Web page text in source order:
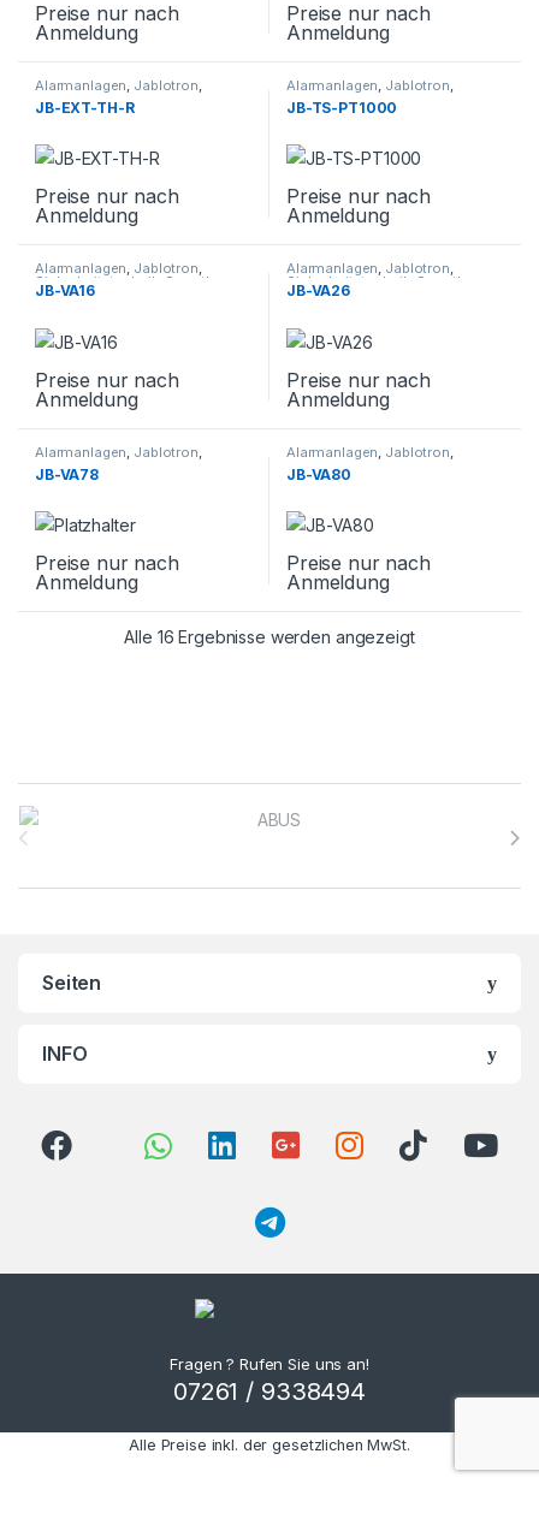
Preise nur nach
Anmeldung
Preise nur nach
Anmeldung
Alarmanlagen, Jablotron,
Sicherheitstechnik
JB-EXT-TH-R
Preise nur nach
Anmeldung
Alarmanlagen, Jablotron,
Sicherheitstechnik
Zubehör
JB-TS-PT1000
Preise nur nach
Anmeldung
Alarmanlagen, Jablotron,
Sicherheitstechnik Smarthome
Zubehör
JB-VA16
Preise nur nach
Anmeldung
Alarmanlagen, Jablotron,
Sicherheitstechnik Smarthome
Zubehör
JB-VA26
Preise nur nach
Anmeldung
Alarmanlagen, Jablotron,
Sicherheitstechnik Smarthome
JB-VA78
Preise nur nach
Anmeldung
Alarmanlagen, Jablotron,
Sicherheitstechnik Smarthome
Zubehör
JB-VA80
Preise nur nach
Anmeldung
Alle 16 Ergebnisse werden angezeigt
Brands Carousel
Seiten
INFO
Fragen ? Rufen Sie uns an!
07261 / 9338494
Alle Preise inkl. der gesetzlichen MwSt.